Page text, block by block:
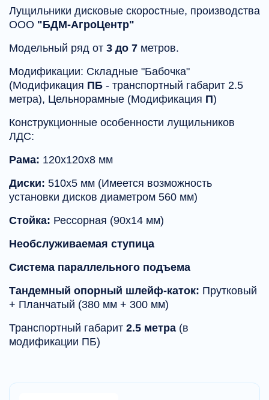
Лущильники дисковые скоростные, производства
ООО "БДМ-АгроЦентр"
Модельный ряд от 3 до 7 метров.
Модификации: Складные "Бабочка"
(Модификация ПБ - транспортный габарит 2.5
метра), Цельнорамные (Модификация П)
Конструкционные особенности лущильников
ЛДС:
Рама: 120х120х8 мм
Диски: 510х5 мм (Имеется возможность
установки дисков диаметром 560 мм)
Стойка: Рессорная (90х14 мм)
Необслуживаемая ступица
Система параллельного подъема
Тандемный опорный шлейф-каток: Прутковый
+ Планчатый (380 мм + 300 мм)
Транспортный габарит 2.5 метра (в
модификации ПБ)